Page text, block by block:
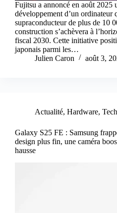
Fujitsu a annoncé en août 2025
développement d’un ordinateur
supraconducteur de plus de 10
construction s’achèvera à
fiscal 2030. Cette initiative
japonais parmi les…
Julien Caron
août 3,
Actualité, Hardware, Tech
Galaxy S25 FE : Samsung
design plus fin, une caméra
hausse